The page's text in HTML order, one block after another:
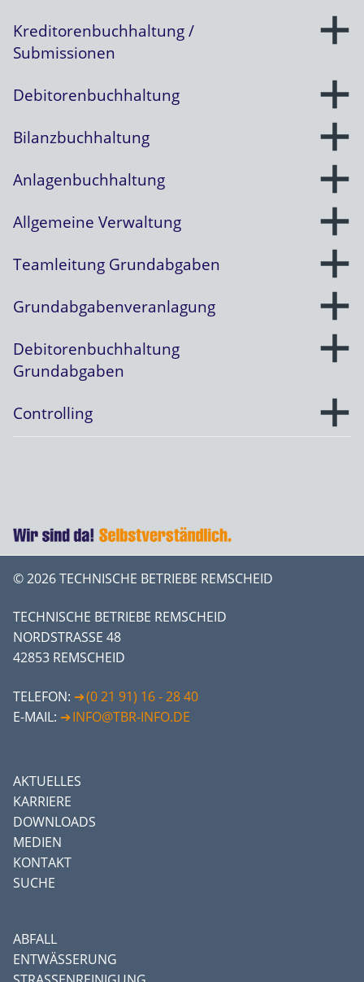
Kreditorenbuchhaltung /
Submissionen
Debitorenbuchhaltung
Bilanzbuchhaltung
Anlagenbuchhaltung
Allgemeine Verwaltung
Teamleitung Grundabgaben
Grundabgabenveranlagung
Debitorenbuchhaltung
Grundabgaben
Controlling
© 2026 TECHNISCHE BETRIEBE REMSCHEID
TECHNISCHE BETRIEBE REMSCHEID
NORDSTRASSE 48
42853 REMSCHEID
TELEFON:
(0 21 91) 16 - 28 40
E-MAIL:
INFO@TBR-INFO.DE
AKTUELLES
KARRIERE
DOWNLOADS
MEDIEN
KONTAKT
SUCHE
ABFALL
ENTWÄSSERUNG